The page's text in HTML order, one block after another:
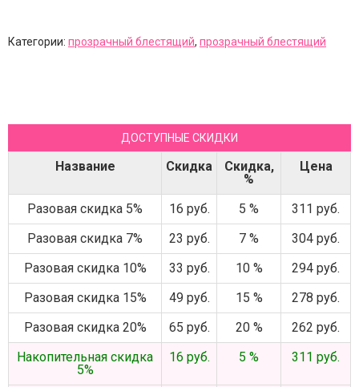
Категории: прозрачный блестящий, прозрачный блестящий
ДОСТУПНЫЕ СКИДКИ
Название Скидка
Скидка,
%
Цена
Разовая скидка 5% 16 руб. 5 %
311 руб.
Разовая скидка 7%
23 руб. 7 %
304 руб.
Разовая скидка 10%
33 руб. 10 %
294 руб.
Разовая скидка 15%
49 руб. 15 %
278 руб.
Разовая скидка 20%
65 руб. 20 %
262 руб.
Накопительная скидка
5%
16 руб. 5 % 311 руб.